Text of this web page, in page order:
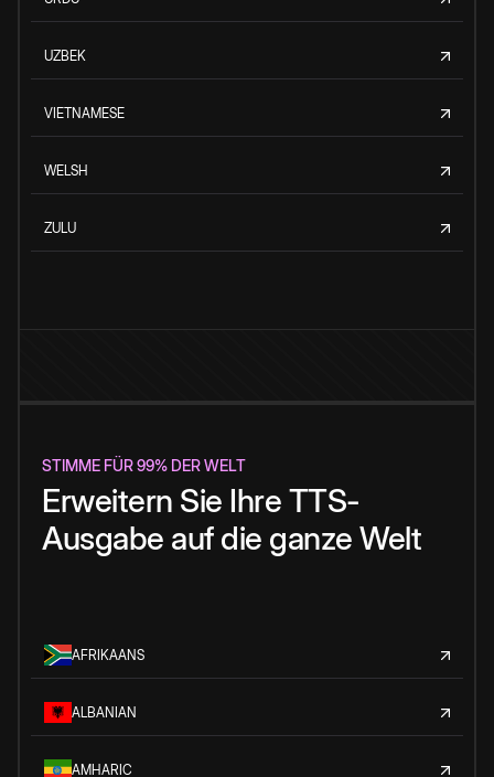
UZBEK
VIETNAMESE
WELSH
ZULU
STIMME FÜR 99% DER WELT
Erweitern Sie Ihre TTS-
Ausgabe auf die ganze Welt
AFRIKAANS
ALBANIAN
AMHARIC